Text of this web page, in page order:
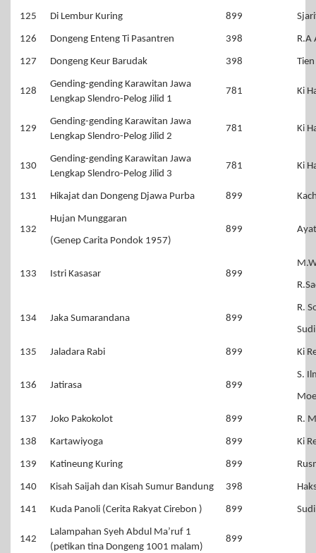
125 Di Lembur Kuring 899
126 Dongeng Enteng Ti Pasantren 398 R.A
127 Dongeng Keur Barudak 398
128
Gending-gending Karawitan Jawa
Lengkap Slendro-Pelog Jilid 1
781 Ki
129
Gending-gending Karawitan Jawa
Lengkap Slendro-Pelog Jilid 2
781 Ki
130
Gending-gending Karawitan Jawa
Lengkap Slendro-Pelog Jilid 3
781 Ki
131 Hikajat dan Dongeng Djawa Purba 899
132
Hujan Munggaran
(Genep Carita Pondok 1957)
899
133 Istri Kasasar 899
134 Jaka Sumarandana 899
R.
135 Jaladara Rabi 899 Ki
136 Jatirasa 899
S.
137 Joko Pakokolot 899 R.
138 Kartawiyoga 899 Ki
139 Katineung Kuring 899
140 Kisah Saijah dan Kisah Sumur Bandung 398
141 Kuda Panoli (Cerita Rakyat Cirebon ) 899
142
Lalampahan Syeh Abdul Ma’ruf 1
(petikan tina Dongeng 1001 malam)
899